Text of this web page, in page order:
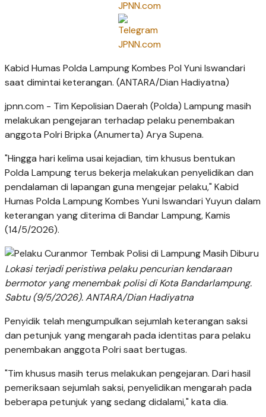
Kabid Humas Polda Lampung Kombes Pol Yuni Iswandari
saat dimintai keterangan. (ANTARA/Dian Hadiyatna)
jpnn.com - Tim Kepolisian Daerah (Polda) Lampung masih
melakukan pengejaran terhadap pelaku penembakan
anggota Polri Bripka (Anumerta) Arya Supena.
"Hingga hari kelima usai kejadian, tim khusus bentukan
Polda Lampung terus bekerja melakukan penyelidikan dan
pendalaman di lapangan guna mengejar pelaku," Kabid
Humas Polda Lampung Kombes Yuni Iswandari Yuyun dalam
keterangan yang diterima di Bandar Lampung, Kamis
(14/5/2026).
Lokasi terjadi peristiwa pelaku pencurian kendaraan
bermotor yang menembak polisi di Kota Bandarlampung.
Sabtu (9/5/2026). ANTARA/Dian Hadiyatna
Penyidik telah mengumpulkan sejumlah keterangan saksi
dan petunjuk yang mengarah pada identitas para pelaku
penembakan anggota Polri saat bertugas.
"Tim khusus masih terus melakukan pengejaran. Dari hasil
pemeriksaan sejumlah saksi, penyelidikan mengarah pada
beberapa petunjuk yang sedang didalami," kata dia.